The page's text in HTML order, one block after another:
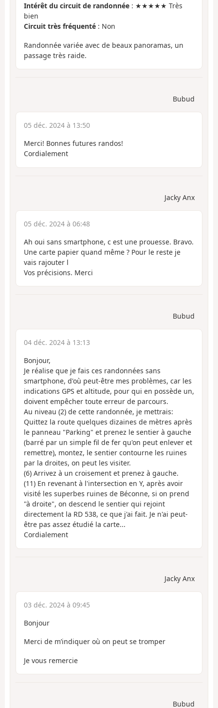
Intérêt du circuit de randonnée : ★★★★★ Très
bien
Circuit très fréquenté : Non
Randonnée variée avec de beaux panoramas, un
passage très raide.
Bubud
05 déc. 2024 à 13:50
Merci! Bonnes futures randos!
Cordialement
Jacky Anx
05 déc. 2024 à 06:48
Ah oui sans smartphone, c est une prouesse. Bravo.
Une carte papier quand même ? Pour le reste je
vais rajouter l
Vos précisions. Merci
Bubud
04 déc. 2024 à 13:13
Bonjour,
Je réalise que je fais ces randonnées sans
smartphone, d'où peut-être mes problèmes, car les
indications GPS et altitude, pour qui en possède un,
doivent empêcher toute erreur de parcours.
Au niveau (2) de cette randonnée, je mettrais:
Quittez la route quelques dizaines de mètres après
le panneau "Parking" et prenez le sentier à gauche
(barré par un simple fil de fer qu'on peut enlever et
remettre), montez, le sentier contourne les ruines
par la droites, on peut les visiter.
(6) Arrivez à un croisement et prenez à gauche.
(11) En revenant à l'intersection en Y, après avoir
visité les superbes ruines de Béconne, si on prend
"à droite", on descend le sentier qui rejoint
directement la RD 538, ce que j'ai fait. Je n'ai peut-
être pas assez étudié la carte...
Cordialement
Jacky Anx
03 déc. 2024 à 09:45
Bonjour
Merci de m’indiquer où on peut se tromper
Je vous remercie
Bubud